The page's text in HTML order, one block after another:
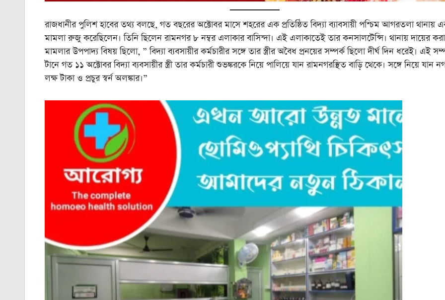
রাজধানীর পুলিশ হাবের তথ্য বলছে, গত বছরের অক্টোবর মাসে শহরের এক প্রতিষ্ঠিত বিদ্যা ব্যাবসায়ী পশ্চিম আগরতলা থানায়
মামলা রুজু করেছিলেন। তিনি ছিলেন রামনগর ৮ নম্বর এলাকার বাসিন্দা। এই এলাকাতেই তার কনসালটেন্সি। থানায় দায়ের করা
মামলার উপপাদ্য বিষয় ছিলো, ” বিদ্যা ব্যবসায়ীর কর্মচারীর সঙ্গে তার স্ত্রীর অবৈধ প্রনয়ের সম্পর্ক ছিলো দীর্ঘ দিন ধরেই। এই
টানে গত ১১ অক্টোবর বিদ্যা ব্যবসায়ীর স্ত্রী তার কর্মচারী শুভঙ্করকে নিয়ে পালিয়ে যান রামনগরস্থিত বাড়ি থেকে। সঙ্গে নিয়ে যান
লক্ষ টাকা ও প্রচুর স্বর্ন অলঙ্কার।”